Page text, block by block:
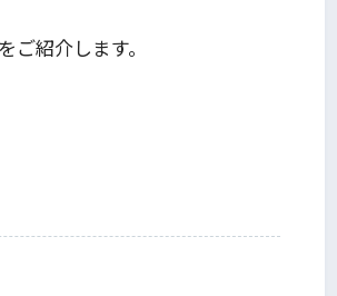
紹介します。